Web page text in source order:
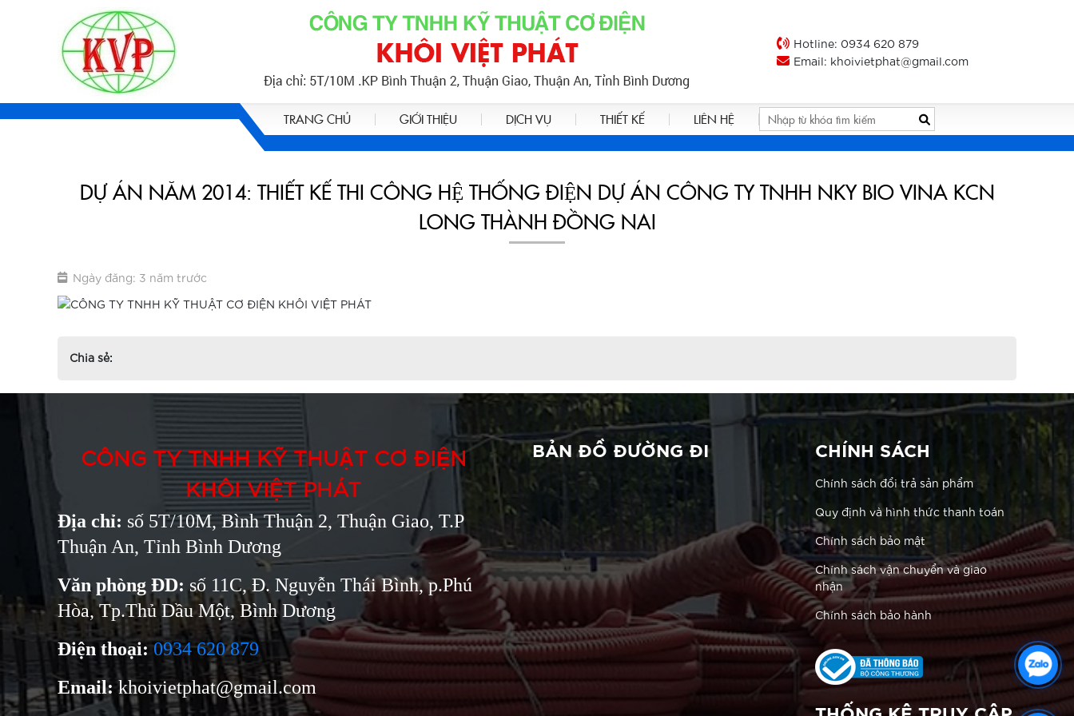
Hotline: 0934 620 879
Email: khoivietphat@gmail.com
TRANG CHỦ GIỚI THIỆU DỊCH VỤ THIẾT KẾ LIÊN HỆ
DỰ ÁN NĂM 2014: THIẾT KẾ THI CÔNG HỆ THỐNG ĐIỆN DỰ ÁN CÔNG TY TNHH NKY BIO VINA KCN
LONG THÀNH ĐỒNG NAI
Ngày đăng: 3 năm trước
Chia sẻ:
CÔNG TY TNHH KỸ THUẬT CƠ ĐIỆN
KHÔI VIỆT PHÁT
Địa chỉ: số 5T/10M, Bình Thuận 2, Thuận Giao, T.P
Thuận An, Tỉnh Bình Dương
Văn phòng ĐD: số 11C, Đ. Nguyễn Thái Bình, p.Phú
Hòa, Tp.Thủ Dầu Một, Bình Dương
Điện thoại: 0934 620 879
Email:khoivietphat@gmail.com
BẢN ĐỒ ĐƯỜNG ĐI CHÍNH SÁCH
Chính sách đổi trả sản phẩm
Quy định và hình thức thanh toán
Chính sách bảo mật
Chính sách vận chuyển và giao
nhận
Chính sách bảo hành